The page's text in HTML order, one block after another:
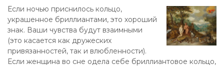
Если ночью приснилось кольцо,
украшенное бриллиантами, это хороший
знак. Ваши чувства будут взаимными
(это касается как дружеских
привязанностей, так и влюбленности).
Если женщина во сне одела себе бриллиантовое кольцо,